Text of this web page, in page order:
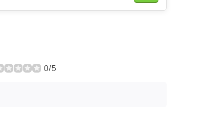
0/5